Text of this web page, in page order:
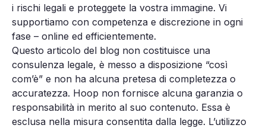
i rischi legali e proteggete la vostra immagine. Vi
supportiamo con competenza e discrezione in ogni
fase – online ed efficientemente.
Questo articolo del blog non costituisce una
consulenza legale, è messo a disposizione “così
com’è” e non ha alcuna pretesa di completezza o
accuratezza. Hoop non fornisce alcuna garanzia o
responsabilità in merito al suo contenuto. Essa è
esclusa nella misura consentita dalla legge. L’utilizzo